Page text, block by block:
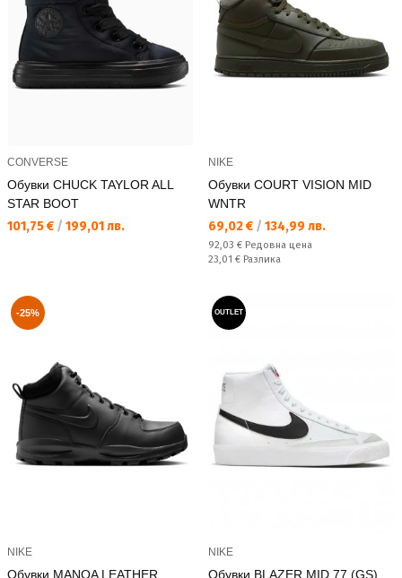
CONVERSE
Обувки CHUCK TAYLOR ALL
STAR BOOT
Текуща цена:
101,75 € / 199,01 лв.
NIKE
Обувки COURT VISION MID
WNTR
Текуща цена:
69,02 € / 134,99 лв.
Редовна цена:
92,03 € Редовна цена
Спестявате:
23,01 € Разлика
-25%
NIKE
Обувки MANOA LEATHER
OUTLET
NIKE
Обувки BLAZER MID 77 (GS)